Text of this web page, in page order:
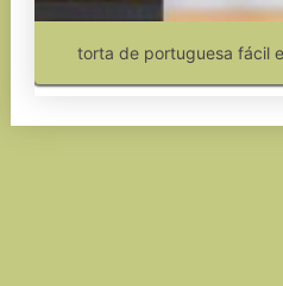
torta de portuguesa fácil